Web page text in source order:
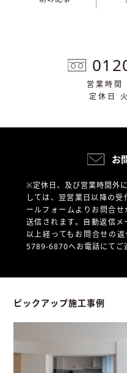
営業時
定休日
お
※定休日、及び営業時間外
しては、翌営業日以降の受
ールフォームよりお問合
送信されます。自動返信メ
以上経ってもお問合せの
5789-6870へお電話にてご
ピックアップ施工事例